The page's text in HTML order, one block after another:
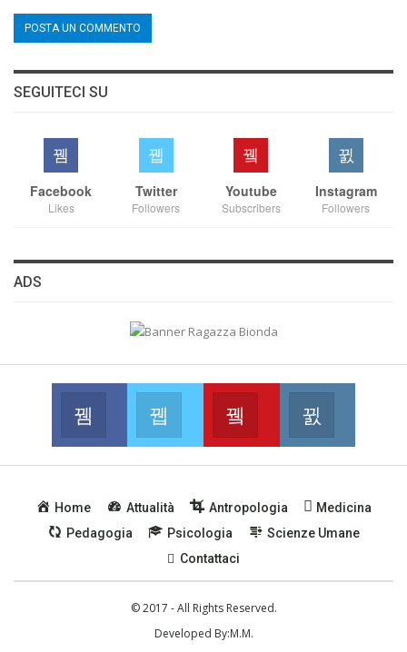
SEGUITECI SU
Facebook
Likes
Twitter
Followers
Youtube
Subscribers
Instagram
Followers
ADS
Facebook
Join us on FacebookJoin us on Twitter
Youtube
Join us on Youtube
Home Attualità Antropologia
Medicina
Pedagogia
Psicologia
Scienze Umane
Contattaci
© 2017 - All Rights Reserved.
Developed By:M.M.